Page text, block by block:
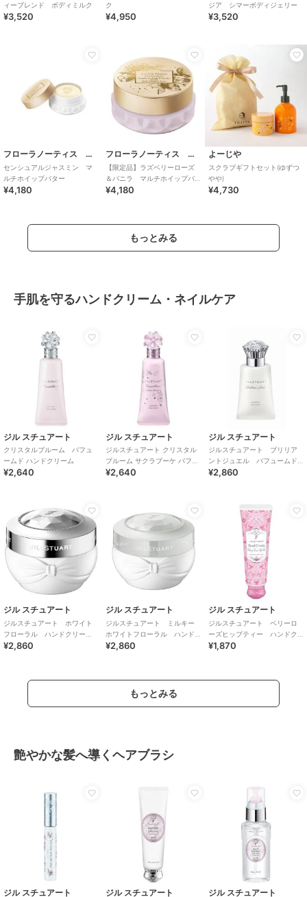
ィーブレンド ボディミルク
¥3,520
ク
¥4,950
ジア シマーボディジェリー
¥3,520
フローラノーティス ジルスチュアート
センシュアルジャスミン マ
ルチホイップバター
¥4,180
フローラノーティス ジルスチュアート
【限定品】ラズベリーローズ
＆バニラ マルチホイップバ
ター
¥4,180
よーじや
スクラブギフトセット(ゆずつ
やや)
¥4,730
もっとみる
手肌を守るハンドクリーム・ネイルケア
ジル スチュアート
クリスタルブルーム パフュ
ームド ハンドクリーム
¥2,640
ジル スチュアート
ジルスチュアート クリスタル
ブルーム サクラブーケ パフュ
ームド ハンドクリーム＜限定
¥2,640
ジル スチュアート
ジルスチュアート ブリリア
ントジュエル パフュームド
ハンドクリーム
¥2,860
ジル スチュアート
ジルスチュアート ホワイト
フローラル ハンドクリー
ム ディープモイスチュア
¥2,860
ジル スチュアート
ジルスチュアート ミルキー
ホワイトフローラル ハンド
クリーム ディープモイスチ
¥2,860
ジル スチュアート
ジルスチュアート ベリーロ
ーズヒップティー ハンドク
リーム
¥1,870
もっとみる
艶やかな髪へ導くヘアブラシ
ジル スチュアート ジル スチュアート ジル スチュアート